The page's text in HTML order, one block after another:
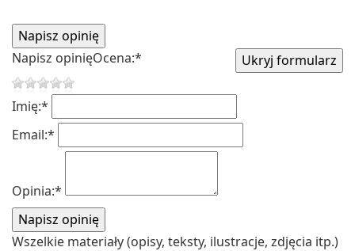
Napisz opinięOcena:*
Imię:*
Email:*
Opinia:*
Wszelkie materiały (opisy, teksty, ilustracje, zdjęcia itp.)